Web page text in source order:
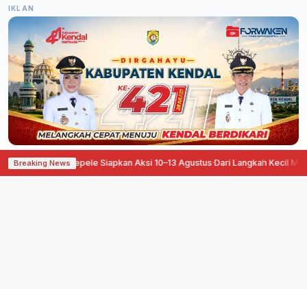
IKLAN
Breaking News
Pati Ora Sepele Siapkan Aksi 10–13 Agustus·Dari Langkah Kecil